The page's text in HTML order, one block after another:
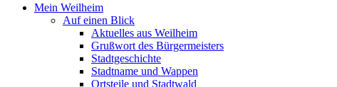
Mein Weilheim
Auf einen Blick
Aktuelles aus Weilheim
Grußwort des Bürgermeisters
Stadtgeschichte
Stadtname und Wappen
Ortsteile und Stadtwald